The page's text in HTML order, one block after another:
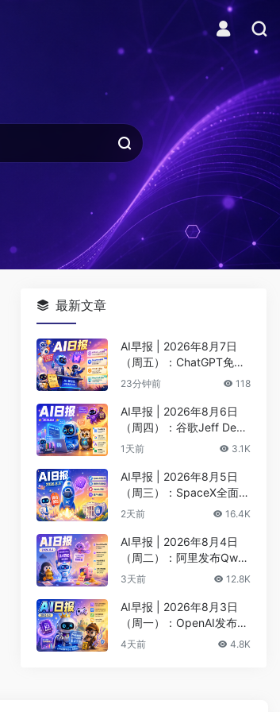
最新文章
AI早报 | 2026年8月7日
（周五）：ChatGPT免费
版升级GPT-5.6 Luna无限
萨比斯卸任CEO
23分钟前 118
AI早报 | 2026年8月6日
（周四）：谷歌Jeff Dean
创办AI科学公司、Meta发
1天前 3.1K
AI早报 | 2026年8月5日
（周三）：SpaceX全面押
注英伟达布局太空AI、四
2天前 16.4K
AI早报 | 2026年8月4日
（周二）：阿里发布Qwen
3.8-Max旗舰模型、MiniM
3天前 12.8K
AI早报 | 2026年8月3日
（周一）：OpenAI发布Pr
esence、DNA证据被曝可
4天前 4.8K